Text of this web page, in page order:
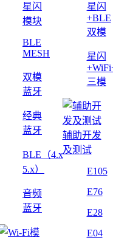
星闪
模块
BLE
MESH
双模
蓝牙
经典
蓝牙
BLE（4.x
5.x）
音频
蓝牙
星闪
+BLE
双模
星闪
三模
辅助开发
及测试
E105
E76
E28
E04